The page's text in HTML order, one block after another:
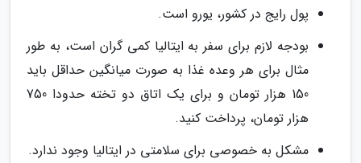
پول رایج در کشور، یورو است.
بودجه لازم برای سفر به ایتالیا کمی گران است، به طور
مثال برای هر وعده غذا به صورت میانگین حداقل باید
150 هزار تومان و برای یک اتاق دو تخته حدودا 750
هزار تومان، پرداخت کنید.
مشکل به خصوصی برای سلامتی در ایتالیا وجود ندارد.